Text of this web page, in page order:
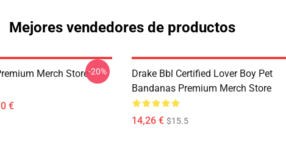
Mejores vendedores de productos
Merch Store
€
-20%
Drake Bbl Certified Lover Boy Pet
Bandanas Premium Merch Store
14,26 € $15.5